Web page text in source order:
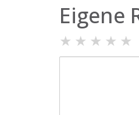
Eigene
★ ★ ★ ★ ★